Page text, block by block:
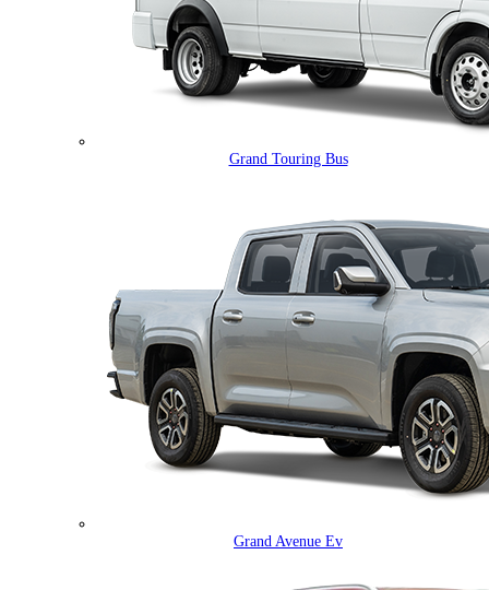
Grand Touring Bus
Grand Avenue Ev